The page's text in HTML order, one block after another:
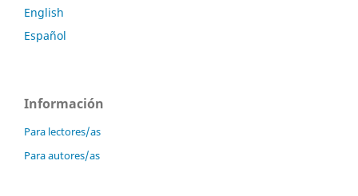
English
Español
Información
Para lectores/as
Para autores/as